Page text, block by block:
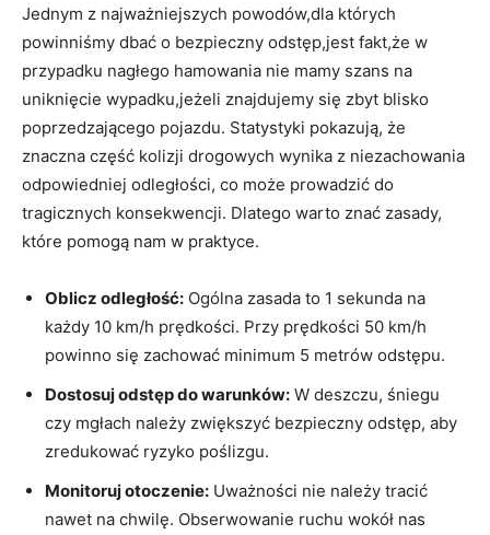
Jednym z najważniejszych powodów,dla których
powinniśmy dbać o bezpieczny odstęp,jest fakt,że w
przypadku nagłego hamowania nie mamy szans na
uniknięcie wypadku,jeżeli znajdujemy się zbyt blisko
poprzedzającego pojazdu. Statystyki pokazują, że
znaczna część kolizji drogowych wynika z niezachowania
odpowiedniej odległości, co może prowadzić do
tragicznych konsekwencji. Dlatego warto znać zasady,
które pomogą nam w praktyce.
Oblicz odległość: Ogólna zasada to 1 sekunda na
każdy 10 km/h prędkości. Przy prędkości 50 km/h
powinno się zachować minimum 5 metrów odstępu.
Dostosuj odstęp do warunków: W deszczu, śniegu
czy mgłach należy zwiększyć bezpieczny odstęp, aby
zredukować ryzyko poślizgu.
Monitoruj otoczenie: Uważności nie należy tracić
nawet na chwilę. Obserwowanie ruchu wokół nas